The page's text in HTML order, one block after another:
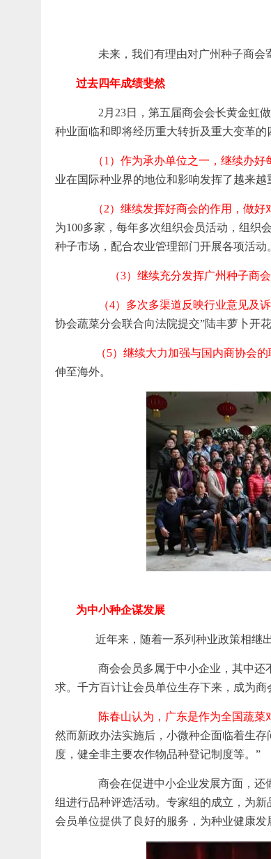
未来，我们有理由对广州种子商会
过去四年成绩斐然
2月23日，第五届商会会长黄金虹做
种业面临和即将经历重大转折及重大变革的
（1）作为承办单位之一，继续办好
业在国际种业界的地位和影响发挥了越来越
（2）继续发挥好商会的作用，做
为100多家，每年多次组织会员活动，组织
种子市场，配合农业管理部门开展各项活动
（3）继续充分发挥广州种子商
（4）多次多渠道反映行业意见及
协会蔬菜分会联合向法院提交”陆丰萝卜开
（5）继续大力加强与国内商协会
伸至海外。
为中小种企谋发展
近年来，随着一系列种业政策相继出
商会会员多属于中小企业，其中还
求。千方百计让会员单位生存下来，成为商
陈春山认为，广东是作为全国蔬菜
然而新政办法实施后，小微种企面临着生
度，健全非主要农作物品种登记制度等。”
商会在促进中小企业发展方面，还做
组进行品种评选活动。专家组的成立，为
会员单位提供了良好的服务，为种业健康发